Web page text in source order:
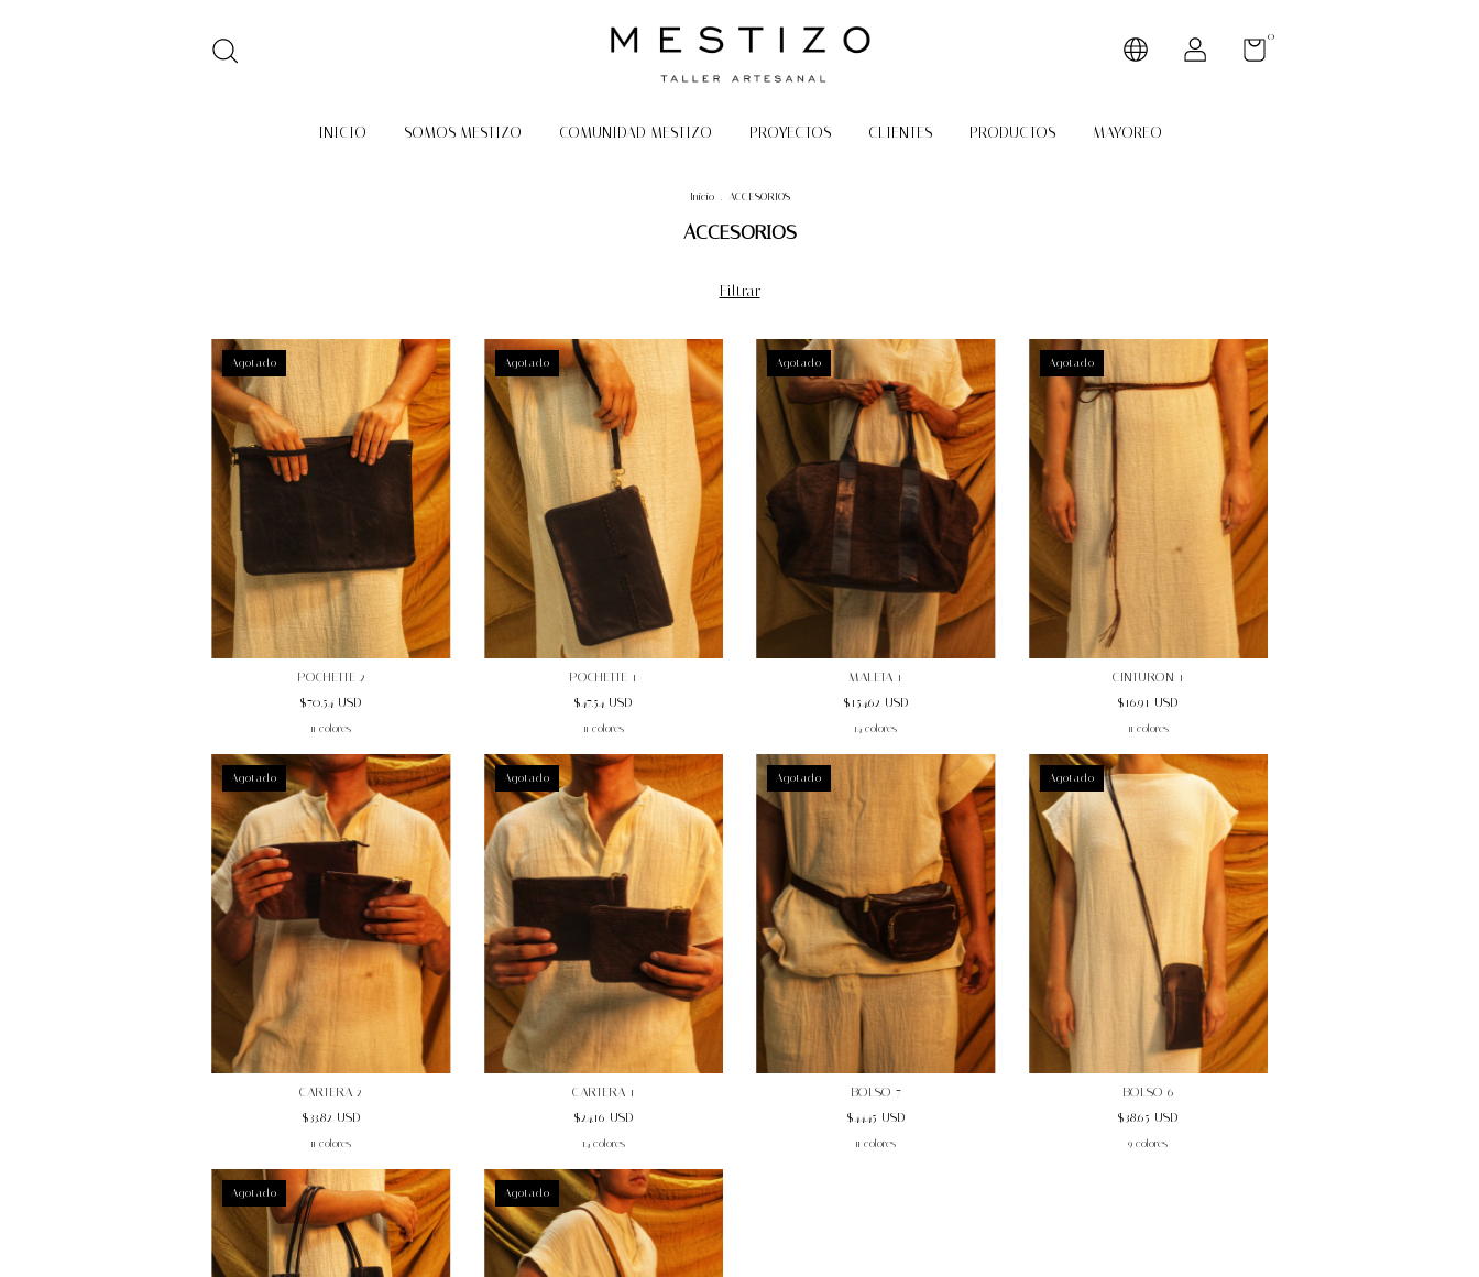
0
INICIO SOMOS MESTIZO COMUNIDAD MESTIZO PROYECTOS CLIENTES PRODUCTOS MAYOREO
Inicio . ACCESORIOS
ACCESORIOS
Filtrar
Agotado
POCHETTE 2
$70.54 USD
11 colores
Agotado
POCHETTE 1
$47.54 USD
11 colores
Agotado
MALETA 1
$154.62 USD
14 colores
Agotado
CINTURON 1
$16.91 USD
11 colores
Agotado
CARTERA 2
$33.82 USD
11 colores
Agotado
CARTERA 1
$24.16 USD
14 colores
Agotado
BOLSO 7
$44.45 USD
11 colores
Agotado
BOLSO 6
$38.65 USD
9 colores
Agotado Agotado